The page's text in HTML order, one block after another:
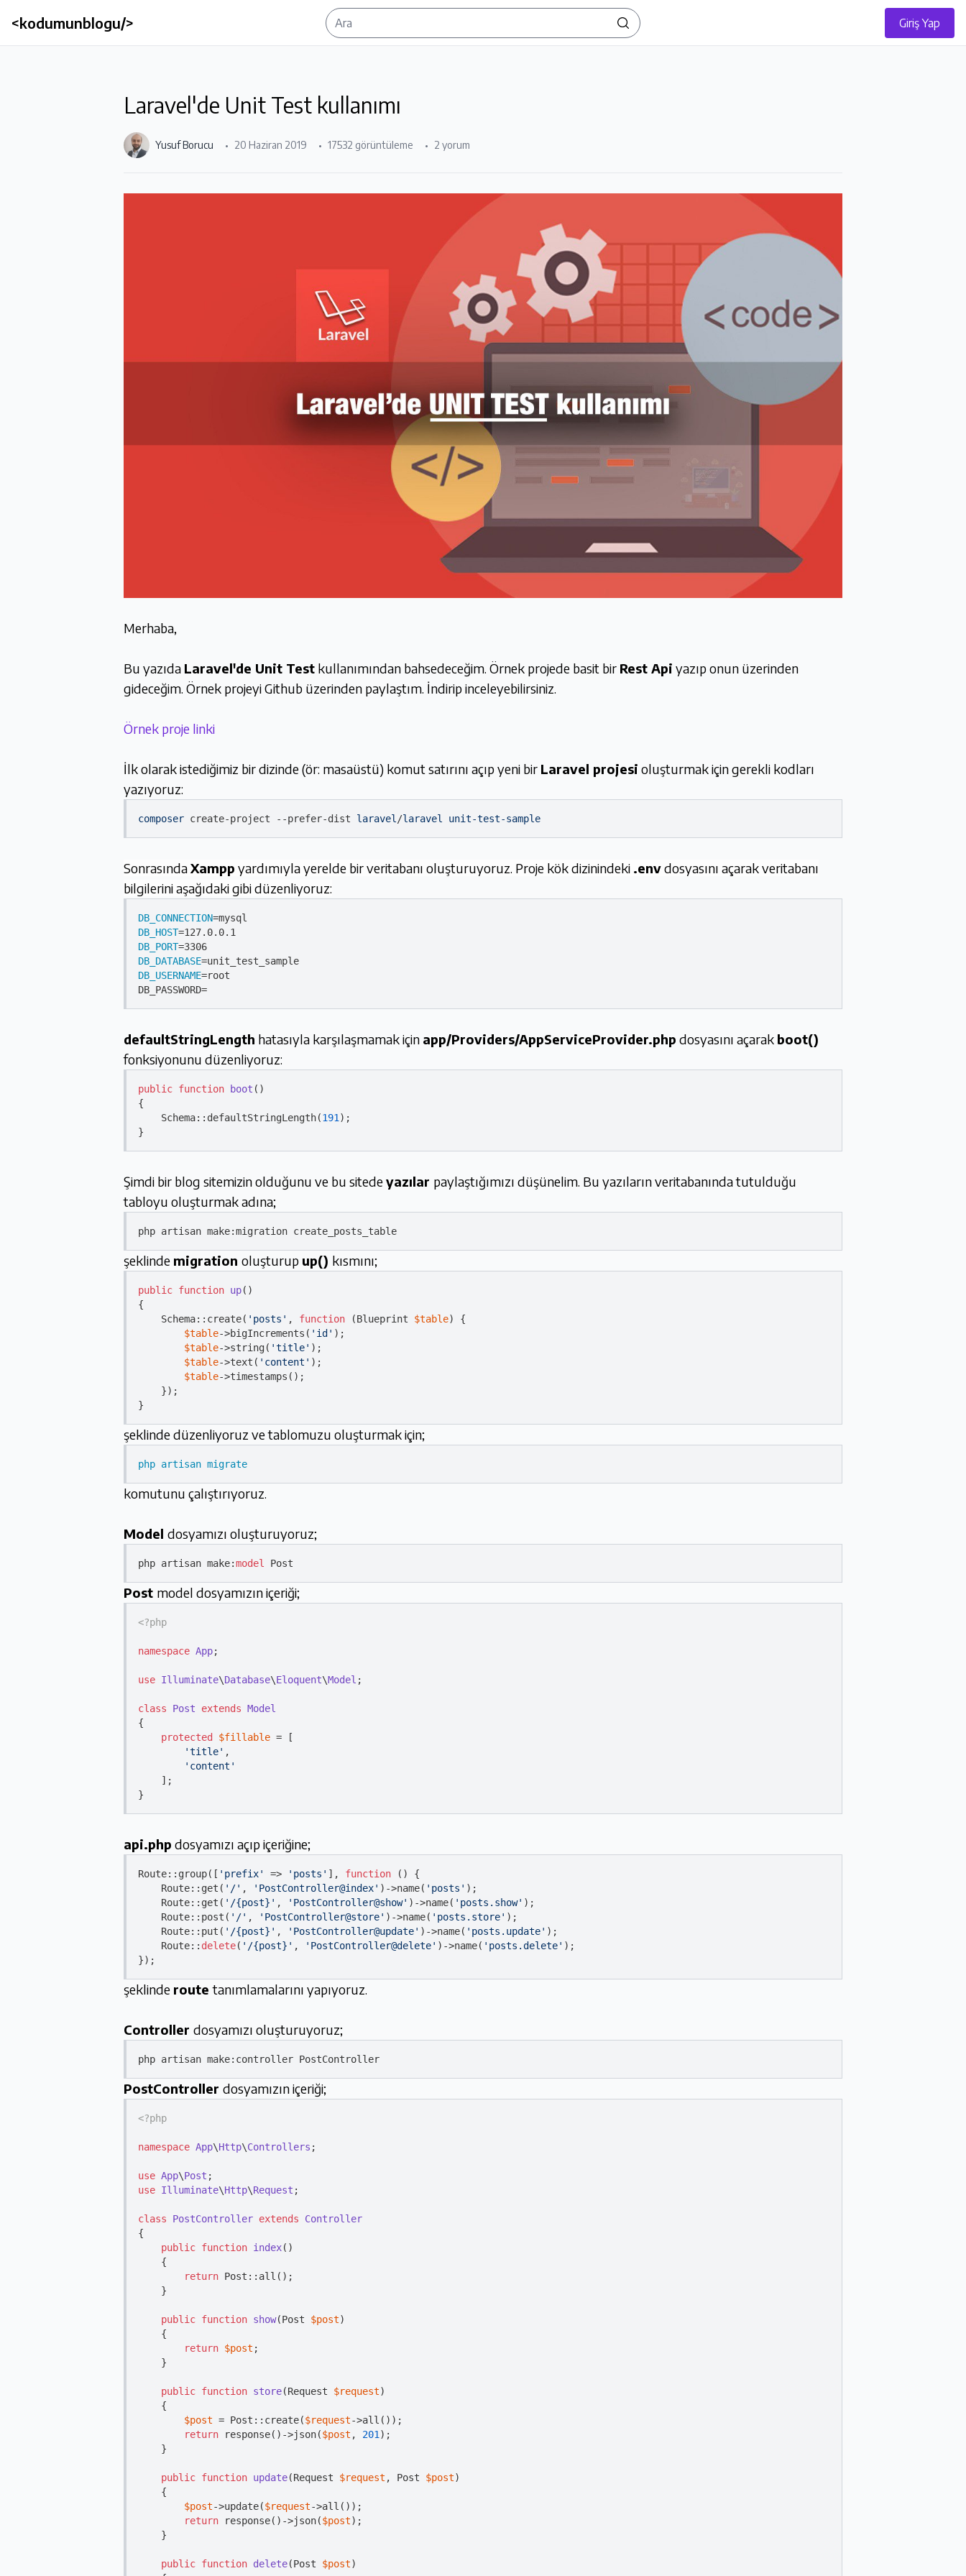
<kodumunblogu/> Giriş Yap
Laravel'de Unit Test kullanımı
Yusuf Borucu 20 Haziran 2019 17532 görüntüleme 2 yorum
Merhaba,
Bu yazıda Laravel'de Unit Test kullanımından bahsedeceğim. Örnek projede basit bir Rest Api yazıp onun üzerinden
gideceğim. Örnek projeyi Github üzerinden paylaştım. İndirip inceleyebilirsiniz.
Örnek proje linki
İlk olarak istediğimiz bir dizinde (ör: masaüstü) komut satırını açıp yeni bir Laravel projesi oluşturmak için gerekli kodları
yazıyoruz:
composer create-project --prefer-dist laravel /laravel unit-test-sample
SonrasındaXampp yardımıyla yerelde bir veritabanı oluşturuyoruz. Proje kök dizinindeki .envdosyasını açarak veritabanı
bilgilerini aşağıdaki gibi düzenliyoruz:
DB_CONNECTION
DB_HOST
DB_PORT
DB_DATABASE
DB_USERNAME=root
defaultStringLength hatasıyla karşılaşmamak için app/Providers/AppServiceProvider.php dosyasını açarak boot()
fonksiyonunu düzenliyoruz:
public function boot (
{
Schema::defaultStringLength(191 );
Şimdi bir blog sitemizin olduğunu ve bu sitedeyazılar paylaştığımızı düşünelim. Bu yazıların veritabanında tutulduğu
tabloyu oluşturmak adına;
php artisan make
şeklinde migration oluşturup up() kısmını;
public function up(
{
    Schema::create(
'posts' , function (Blueprint $table) {
$table->bigIncrements( 'id' );
$table->string( 'title' );
$table->text( 'content' );
$table->timestamps();
    });
şeklinde düzenliyoruz ve tablomuzu oluşturmak için;
php artisan migrate
komutunu çalıştırıyoruz.
Model dosyamızı oluşturuyoruz;
php artisan make:model
Post model dosyamızın içeriği;
<?php
namespace App;
use Illuminate\Database\Eloquent\Model ;
class Post extends Model
{
protected $fillable = [
'title' ,
'content'
    ];
api.php dosyamızı açıp içeriğine;
Route::group([ 'prefix' => 'posts' ], function () {
    Route::get
( '/' , 'PostController@index' ) ->name( 'posts' );
    Route::get
( '/{post}' , 'PostController@show' ) ->name( 'posts.show' );
    Route::post
( '/' , 'PostController@store' ) ->name( 'posts.store' );
    Route::put
( '/{post}' , 'PostController@update' ) ->name( 'posts.update' );
    Route::
delete( '/{post}' , 'PostController@delete' ) ->name( 'posts.delete' );
şeklinde routetanımlamalarını yapıyoruz.
Controller dosyamızı oluşturuyoruz;
php artisan make
PostController dosyamızın içeriği;
<?php
namespace App\Http\Controllers ;
use App\Post
use Illuminate\Http\Request ;
class PostController extends
Controller
{
public function index( )
{
return Post::all();
    }
public function show(Post $post)
{
return $post ;
    }
public function store(Request $request)
{
$post = Post::create($request->all());
return response()->json($post , 201 );
    }
public function update(Request $request , Post $post)
{
$post->update($request->all());
return response()->json($post);
    }
public function delete(Post $post)